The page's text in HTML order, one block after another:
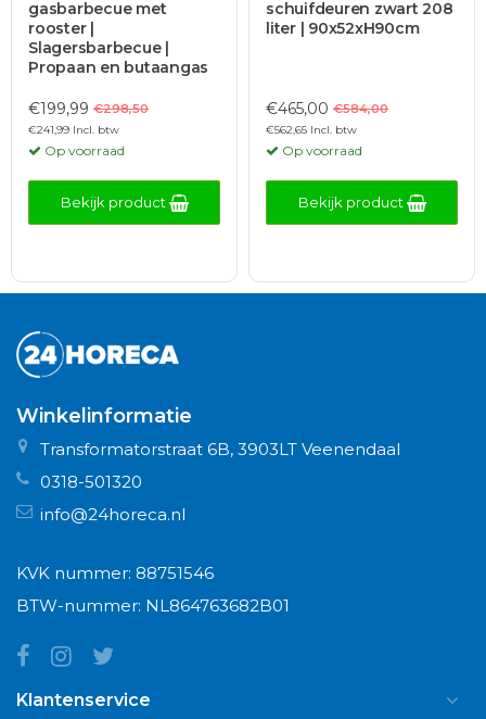
gasbarbecue met
rooster |
Slagersbarbecue |
Propaan en butaangas
€199,99 €298,50
€241,99 Incl. btw
Op voorraad
Bekijk product
schuifdeuren zwart 208
liter | 90x52xH90cm
€465,00 €584,00
€562,65 Incl. btw
Op voorraad
Bekijk product
Winkelinformatie
Transformatorstraat 6B, 3903LT Veenendaal
0318-501320
info@24horeca.nl
KVK nummer: 88751546
BTW-nummer: NL864763682B01
Klantenservice